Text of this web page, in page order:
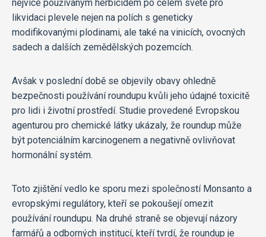
nejvíce používaným herbicidem po celém světě pro
likvidaci plevele nejen na polích s geneticky
modifikovanými plodinami, ale také na vinicích, ovocných
sadech a dalších zemědělských pozemcích.
Avšak v poslední době se objevily obavy ohledně
bezpečnosti používání roundupu kvůli jeho údajné toxicitě
pro lidi i životní prostředí. Studie provedené Evropskou
agenturou pro chemické látky ukázaly, že roundup může
být potenciálním karcinogenem a negativně ovlivňovat
hormonální systém.
Toto zjištění vedlo ke sporu mezi společností Monsanto a
evropskými regulátory, kteří se pokoušejí omezit
používání roundupu. Na druhé straně se objevují názory
farmářů a odborných institucí, kteří tvrdí, že roundup je